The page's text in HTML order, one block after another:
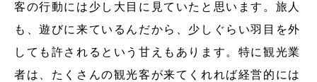
客の行動には少し大目に見ていたと思います。旅人
も、遊びに来ているんだから、少しぐらい羽目を外
しても許されるという甘えもあります。特に観光業
者は、たくさんの観光客が来てくれれば経営的には